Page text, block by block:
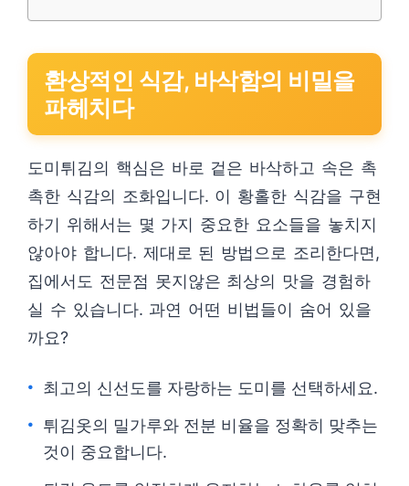
환상적인 식감, 바삭함의 비밀을
파헤치다
도미튀김의 핵심은 바로 겉은 바삭하고 속은 촉
촉한 식감의 조화입니다. 이 황홀한 식감을 구현
하기 위해서는 몇 가지 중요한 요소들을 놓치지
않아야 합니다. 제대로 된 방법으로 조리한다면,
집에서도 전문점 못지않은 최상의 맛을 경험하
실 수 있습니다. 과연 어떤 비법들이 숨어 있을
까요?
최고의 신선도를 자랑하는 도미를 선택하세요.
튀김옷의 밀가루와 전분 비율을 정확히 맞추는
것이 중요합니다.